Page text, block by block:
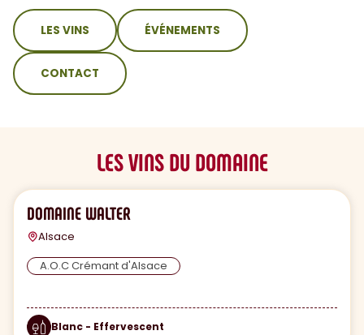
sommaire
LES VINS ÉVÉNEMENTS
CONTACT
LES VINS DU DOMAINE
DOMAINE WALTER
Alsace
A.O.C Crémant d'Alsace
Blanc - Effervescent